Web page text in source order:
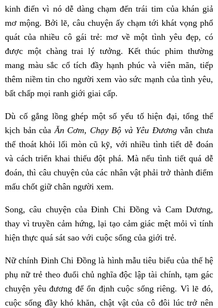
kinh điển vì nó dễ dàng chạm đến trái tim của khán giả
mơ mộng. Bởi lẽ, câu chuyện ấy chạm tới khát vọng phổ
quát của nhiều cô gái trẻ: mơ về một tình yêu đẹp, có
được một chàng trai lý tưởng. Kết thúc phim thường
mang màu sắc cổ tích đầy hạnh phúc và viên mãn, tiếp
thêm niềm tin cho người xem vào sức mạnh của tình yêu,
bất chấp mọi ranh giới giai cấp.
Dù cố gắng lồng ghép một số yếu tố hiện đại, tổng thể
kịch bản của Ăn Cơm, Chạy Bộ và Yêu Đươngvẫn chưa
thể thoát khỏi lối mòn cũ kỹ, với nhiều tình tiết dễ đoán
và cách triển khai thiếu đột phá. Mà nếu tình tiết quá dễ
đoán, thì câu chuyện của các nhân vật phải trở thành điểm
mấu chốt giữ chân người xem.
Song, câu chuyện của Đinh Chi Đồng và Cam Dương,
thay vì truyền cảm hứng, lại tạo cảm giác mệt mỏi vì tính
hiện thực quá sát sao với cuộc sống của giới trẻ.
Nữ chính Đinh Chi Đồng là hình mẫu tiêu biểu của thế hệ
phụ nữ trẻ theo đuổi chủ nghĩa độc lập tài chính, tạm gác
chuyện yêu đương để ổn định cuộc sống riêng. Vì lẽ đó,
cuộc sống đầy khó khăn, chật vật của cô đôi lúc trở nên